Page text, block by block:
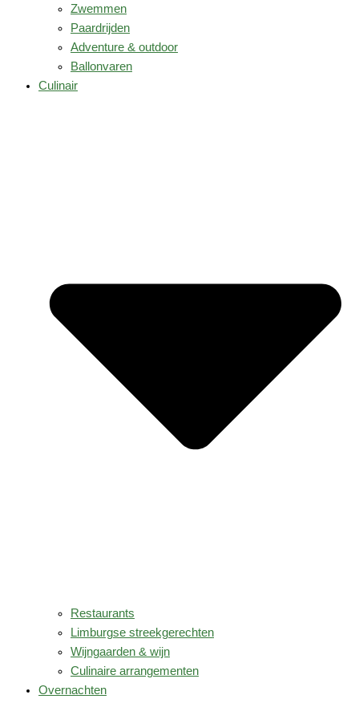
Zwemmen
Paardrijden
Adventure & outdoor
Ballonvaren
Culinair
Restaurants
Limburgse streekgerechten
Wijngaarden & wijn
Culinaire arrangementen
Overnachten